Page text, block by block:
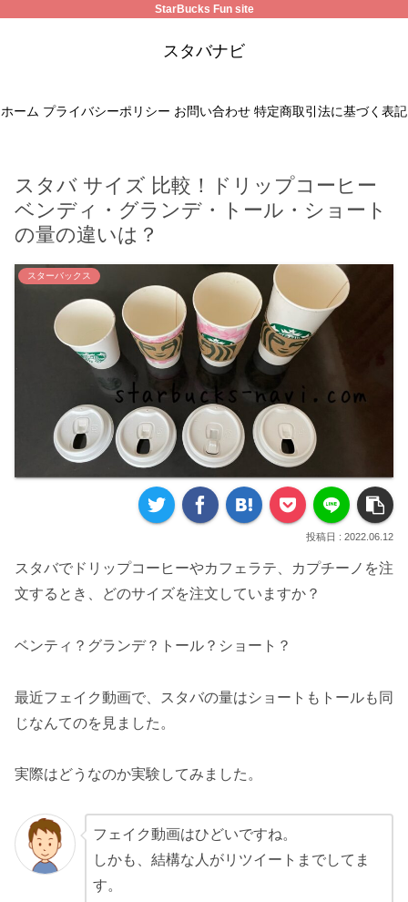
StarBucks Fun site
スタバナビ
ホーム プライバシーポリシー お問い合わせ 特定商取引法に基づく表記
スタバ サイズ 比較！ドリップコーヒー
ベンディ・グランデ・トール・ショート
の量の違いは？
スターバックス
2022.06.12
スタバでドリップコーヒーやカフェラテ、カプチーノを注
文するとき、どのサイズを注文していますか？
ベンティ？グランデ？トール？ショート？
最近フェイク動画で、スタバの量はショートもトールも同
じなんてのを見ました。
実際はどうなのか実験してみました。
フェイク動画はひどいですね。
しかも、結構な人がリツイートまでしてま
す。